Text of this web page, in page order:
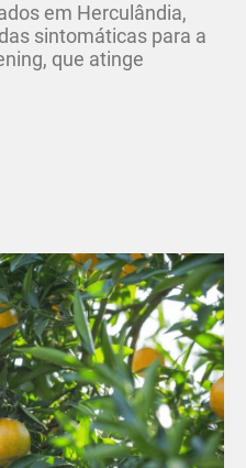
em Herculândia,
sintomáticas para a
que atinge